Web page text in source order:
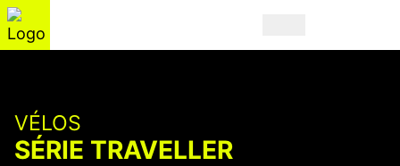
VÉLOS
SÉRIE TRAVELLER